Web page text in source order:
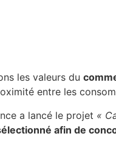
les valeurs du
entre les
a lancé le projet «
afin de